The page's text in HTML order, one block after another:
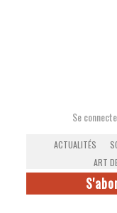
Se
ACTUALITÉS
ART